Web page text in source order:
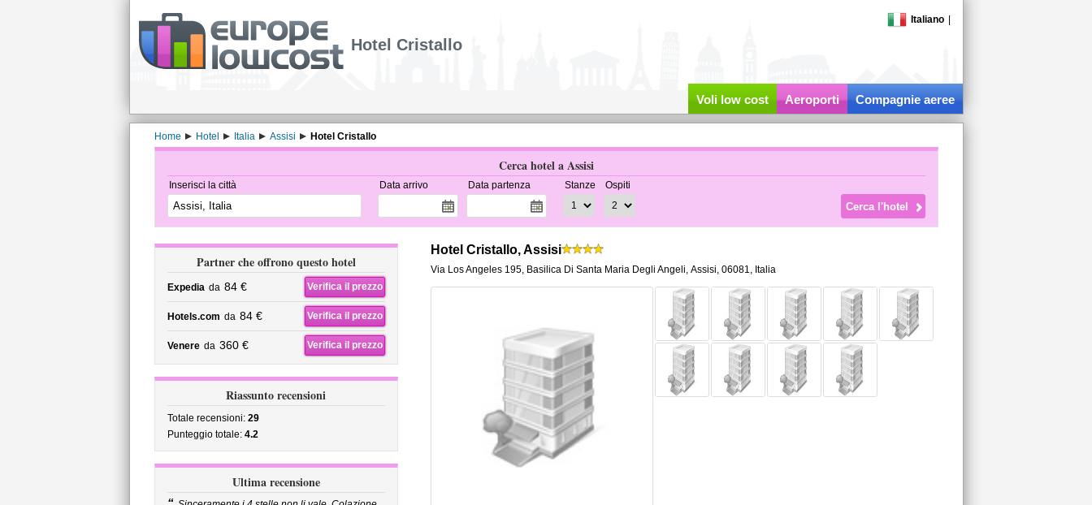
Italiano
Hotel Cristallo
Voli low cost Aeroporti Compagnie aeree
Home Hotel Italia Assisi Hotel Cristallo
Cerca hotel a Assisi
Inserisci la città Data arrivo Data partenza Stanze Ospiti
Partner che offrono questo hotel
Expedia da 84 € Verifica il prezzo
Hotels.com da 84 € Verifica il prezzo
Venere da 360 € Verifica il prezzo
Riassunto recensioni
Totale recensioni: 29
Punteggio totale: 4.2
Ultima recensione
Hotel Cristallo, Assisi
Via Los Angeles 195, Basilica Di Santa Maria Degli Angeli, Assisi, 06081, Italia